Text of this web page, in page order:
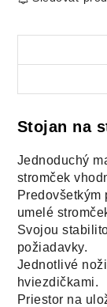
Stojan na
Jednoduchý
stromček
Predovšetkým
umelé
Svojou
požiadavky.
Jednotlivé
hviezdičkami.
Priestor na